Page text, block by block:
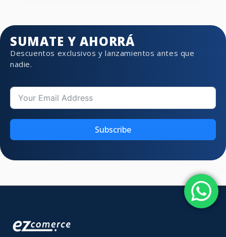
SUMATE Y AHORRÁ
Descuentos exclusivos y lanzamientos antes que
nadie.
Subscribe